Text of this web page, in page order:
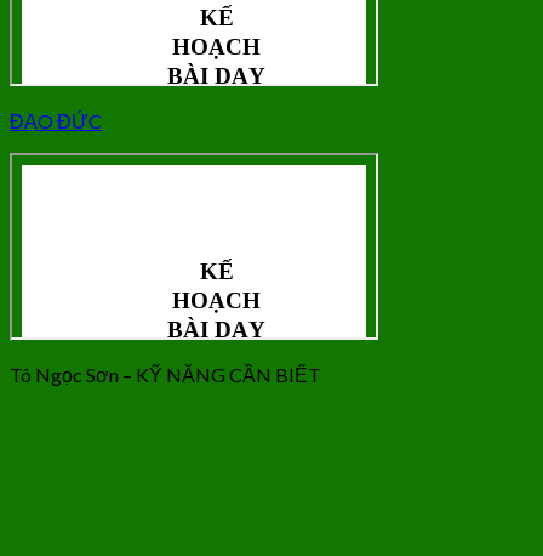
ĐẠO ĐỨC
Tô Ngọc Sơn – KỸ NĂNG CẦN BIẾT